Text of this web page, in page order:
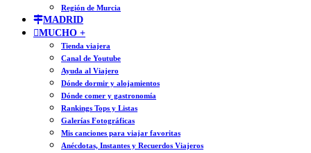
Región de Murcia
MADRID
MUCHO +
Tienda viajera
Canal de Youtube
Ayuda al Viajero
Dónde dormir y alojamientos
Dónde comer y gastronomía
Rankings Tops y Listas
Galerías Fotográficas
Mis canciones para viajar favoritas
Anécdotas, Instantes y Recuerdos Viajeros